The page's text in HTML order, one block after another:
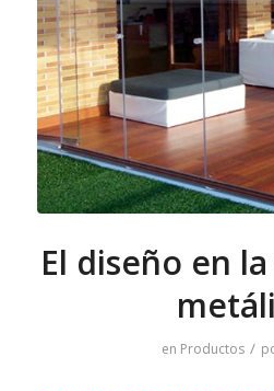
El diseño en
en Productos /